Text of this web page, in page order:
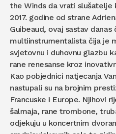
the Winds da vrati slušatelje
2017. godine od strane
Guibeaud, ovaj sastav
multiinstrumentalista čija je
svjetovnu i duhovnu glazbu
rane renesanse kroz
Kao pobjednici natjecanja
nastupali su na brojnim
Francuske i Europe. Njihovi
šalmaja, rane trombone,
odjekuju u koncertnim